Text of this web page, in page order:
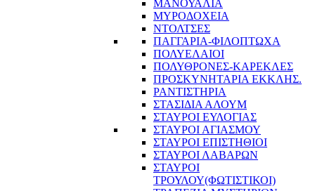
ΜΑΝΟΥΑΛΙΑ
ΜΥΡΟΔΟΧΕΙΑ
ΝΤΟΛΤΣΕΣ
ΠΑΓΓΑΡΙΑ-ΦΙΛΟΠΤΩΧΑ
ΠΟΛΥΕΛΑΙΟΙ
ΠΟΛΥΘΡΟΝΕΣ-ΚΑΡΕΚΛΕΣ
ΠΡΟΣΚΥΝΗΤΑΡΙΑ ΕΚΚΛΗΣ.
ΡΑΝΤΙΣΤΗΡΙΑ
ΣΤΑΣΙΔΙΑ ΑΛΟΥΜ
ΣΤΑΥΡΟΙ ΕΥΛΟΓΙΑΣ
ΣΤΑΥΡΟΙ ΑΓΙΑΣΜΟΥ
ΣΤΑΥΡΟΙ ΕΠΙΣΤΗΘΙΟΙ
ΣΤΑΥΡΟΙ ΛΑΒΑΡΩΝ
ΣΤΑΥΡΟΙ
ΤΡΟΥΛΟΥ(ΦΩΤΙΣΤΙΚΟΙ)